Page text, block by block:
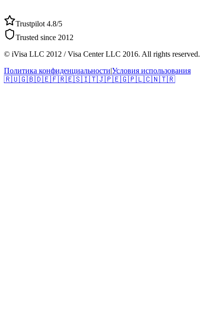
Trustpilot 4.8/5
Trusted since 2012
© iVisa LLC 2012 / Visa Center LLC 2016. All rights reserved.
Политика конфиденциальности|Условия использования
🇷🇺🇬🇧🇩🇪🇫🇷🇪🇸🇮🇹🇯🇵🇪🇬🇵🇱🇨🇳🇹🇷